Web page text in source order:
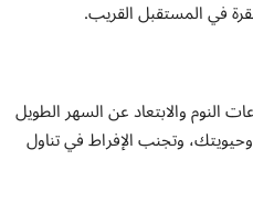
في المستقبل القريب.
النوم والابتعاد عن السهر الطويل
وتجنب الإفراط في تناول